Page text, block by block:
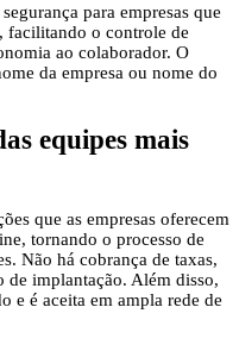
para empresas que
facilitando o controle de
ao colaborador. O
da empresa ou nome do
equipes mais
que as empresas oferecem
tornando o processo de
Não há cobrança de taxas,
de implantação. Além disso,
e é aceita em ampla rede de